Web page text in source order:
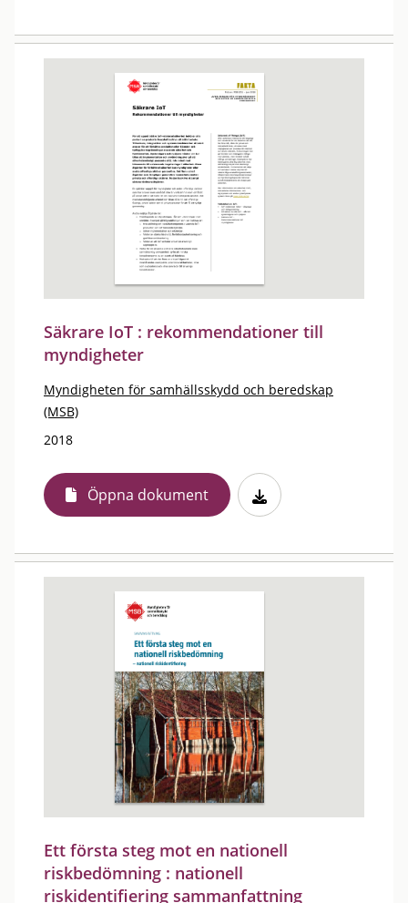
Säkrare IoT : rekommendationer till
myndigheter
Myndigheten för samhällsskydd och beredskap
(MSB)
2018
Öppna dokument
Ett första steg mot en nationell
riskbedömning : nationell
riskidentifiering sammanfattning